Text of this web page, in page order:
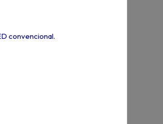
convencional.